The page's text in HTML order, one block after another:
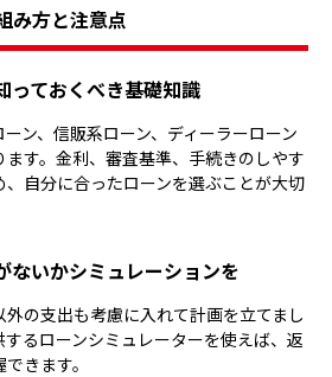
み方と注意点
っておくべき基礎知識
ン、信販系ローン、ディーラーローン
す。金利、審査基準、手続きのしやす
、自分に合ったローンを選ぶことが大切
ないかシミュレーションを
の支出も考慮に入れて計画を立てまし
るローンシミュレーターを使えば、返
きます。